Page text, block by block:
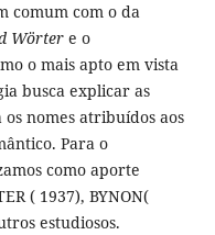
comum com o da
Wörter e o
o mais apto em vista
busca explicar as
os nomes atribuídos aos
Para o
como aporte
( 1937), BYNON(
estudiosos.